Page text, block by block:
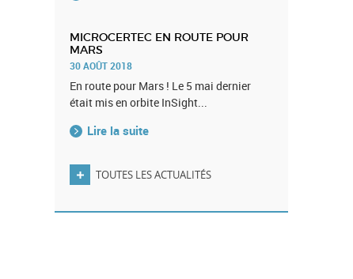
MICROCERTEC EN ROUTE POUR
MARS
30 AOÛT 2018
En route pour Mars ! Le 5 mai dernier
était mis en orbite InSight...
Lire la suite
TOUTES LES ACTUALITÉS